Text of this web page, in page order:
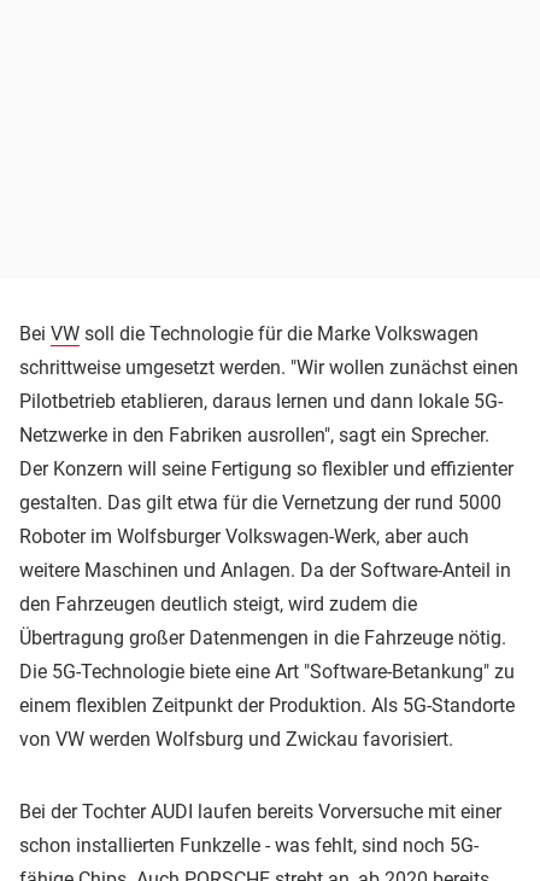
Bei VW soll die Technologie für die Marke Volkswagen
schrittweise umgesetzt werden. "Wir wollen zunächst einen
Pilotbetrieb etablieren, daraus lernen und dann lokale 5G-
Netzwerke in den Fabriken ausrollen", sagt ein Sprecher.
Der Konzern will seine Fertigung so flexibler und effizienter
gestalten. Das gilt etwa für die Vernetzung der rund 5000
Roboter im Wolfsburger Volkswagen-Werk, aber auch
weitere Maschinen und Anlagen. Da der Software-Anteil in
den Fahrzeugen deutlich steigt, wird zudem die
Übertragung großer Datenmengen in die Fahrzeuge nötig.
Die 5G-Technologie biete eine Art "Software-Betankung" zu
einem flexiblen Zeitpunkt der Produktion. Als 5G-Standorte
von VW werden Wolfsburg und Zwickau favorisiert.
Bei der Tochter AUDI laufen bereits Vorversuche mit einer
schon installierten Funkzelle - was fehlt, sind noch 5G-